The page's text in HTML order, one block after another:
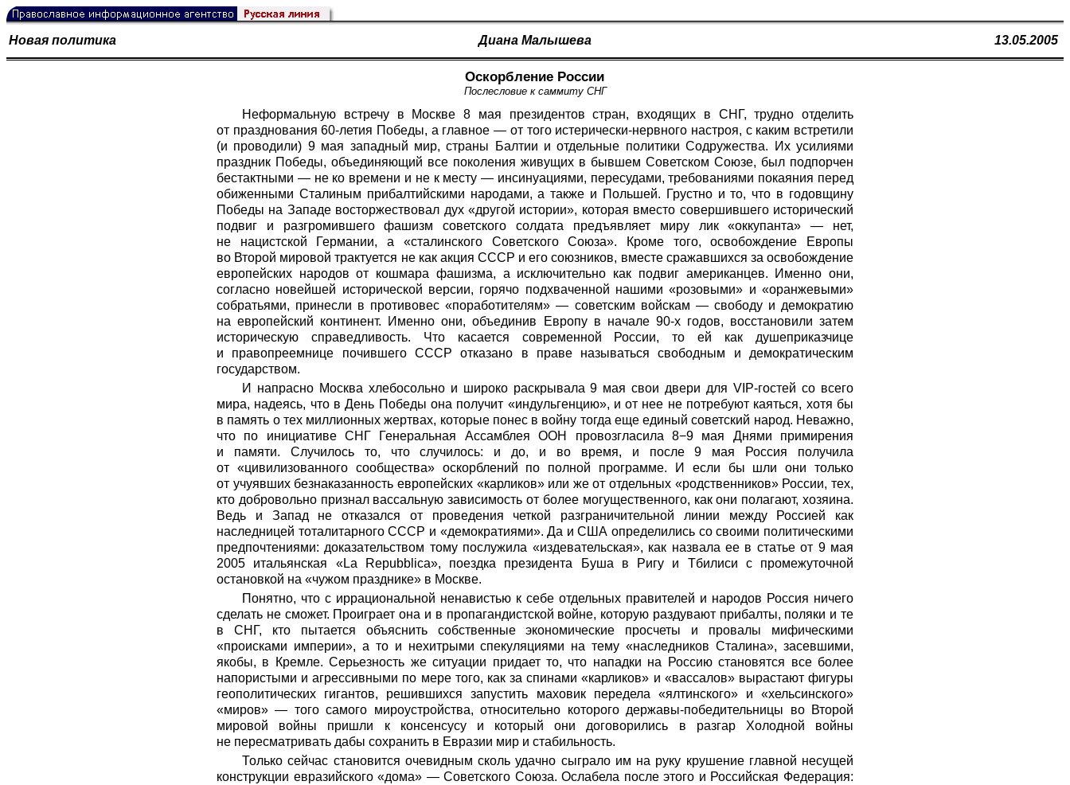
Новая политика Диана Малышева 13.05.2005
Оскорбление России
Послесловие к саммиту СНГ
Неформальную встречу в Москве 8 мая президентов стран, входящих в СНГ, трудно отделить
от празднования 60-летия Победы, а главное — от того истерически-нервного настроя, с каким встретили
(и проводили) 9 мая западный мир, страны Балтии и отдельные политики Содружества. Их усилиями
праздник Победы, объединяющий все поколения живущих в бывшем Советском Союзе, был подпорчен
бестактными — не ко времени и не к месту — инсинуациями, пересудами, требованиями покаяния перед
обиженными Сталиным прибалтийскими народами, а также и Польшей. Грустно и то, что в годовщину
Победы на Западе восторжествовал дух «другой истории», которая вместо совершившего исторический
подвиг и разгромившего фашизм советского солдата предъявляет миру лик «оккупанта» — нет,
не нацистской Германии, а «сталинского Советского Союза». Кроме того, освобождение Европы
во Второй мировой трактуется не как акция СССР и его союзников, вместе сражавшихся за освобождение
европейских народов от кошмара фашизма, а исключительно как подвиг американцев. Именно они,
согласно новейшей исторической версии, горячо подхваченной нашими «розовыми» и «оранжевыми»
собратьями, принесли в противовес «поработителям» — советским войскам — свободу и демократию
на европейский континент. Именно они, объединив Европу в начале 90-х годов, восстановили затем
историческую справедливость. Что касается современной России, то ей как душеприказчице
и правопреемнице почившего СССР отказано в праве называться свободным и демократическим
государством.
И напрасно Москва хлебосольно и широко раскрывала 9 мая свои двери для VIP-гостей со всего
мира, надеясь, что в День Победы она получит «индульгенцию», и от нее не потребуют каяться, хотя бы
в память о тех миллионных жертвах, которые понес в войну тогда еще единый советский народ. Неважно,
что по инициативе СНГ Генеральная Ассамблея ООН провозгласила 8−9 мая Днями примирения
и памяти. Случилось то, что случилось: и до, и во время, и после 9 мая Россия получила
от «цивилизованного сообщества» оскорблений по полной программе. И если бы шли они только
от учуявших безнаказанность европейских «карликов» или же от отдельных «родственников» России, тех,
кто добровольно признал вассальную зависимость от более могущественного, как они полагают, хозяина.
Ведь и Запад не отказался от проведения четкой разграничительной линии между Россией как
наследницей тоталитарного СССР и «демократиями». Да и США определились со своими политическими
предпочтениями: доказательством тому послужила «издевательская», как назвала ее в статье от 9 мая
2005 итальянская «La Repubblica», поездка президента Буша в Ригу и Тбилиси с промежуточной
остановкой на «чужом празднике» в Москве.
Понятно, что с иррациональной ненавистью к себе отдельных правителей и народов Россия ничего
сделать не сможет. Проиграет она и в пропагандистской войне, которую раздувают прибалты, поляки и те
в СНГ, кто пытается объяснить собственные экономические просчеты и провалы мифическими
«происками империи», а то и нехитрыми спекуляциями на тему «наследников Сталина», засевшими,
якобы, в Кремле. Серьезность же ситуации придает то, что нападки на Россию становятся все более
напористыми и агрессивными по мере того, как за спинами «карликов» и «вассалов» вырастают фигуры
геополитических гигантов, решившихся запустить маховик передела «ялтинского» и «хельсинского»
«миров» — того самого мироустройства, относительно которого державы-победительницы во Второй
мировой войны пришли к консенсусу и который они договорились в разгар Холодной войны
не пересматривать дабы сохранить в Евразии мир и стабильность.
Только сейчас становится очевидным сколь удачно сыграло им на руку крушение главной несущей
конструкции евразийского «дома» — Советского Союза. Ослабела после этого и Российская Федерация: